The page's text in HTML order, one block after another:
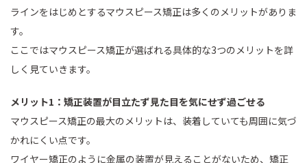
ラインをはじめとするマウスピース矯正は多くのメリットがありま
す。
ここではマウスピース矯正が選ばれる具体的な3つのメリットを詳
しく見ていきます。
メリット1：矯正装置が目立たず見た目を気にせず過ごせる
マウスピース矯正の最大のメリットは、装着していても周囲に気づ
かれにくい点です。
ワイヤー矯正のように金属の装置が見えることがないため、矯正